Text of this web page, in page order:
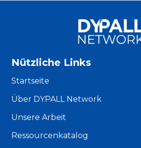
Nützliche Links
Startseite
Über DYPALL Network
Unsere Arbeit
Ressourcenkatalog